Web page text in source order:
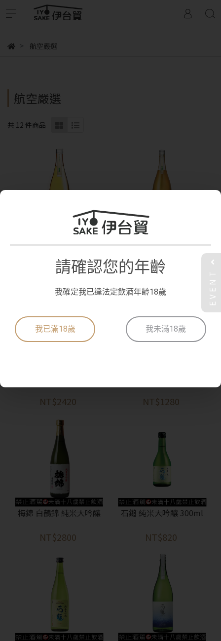
請確認您的年齡
我確定我已達法定飲酒年齡18歲
我已滿18歲 我未滿18歲
抱歉!您必須年滿18歲才能瀏覽IYTT網站
航空嚴選
航空嚴選
共 12 件商品
初雪盃 七折小梅 梅酒 720
NT$1280
初雪盃 七折小梅 梅酒 180
NT$2420
NT$2420 NT$1280
梅錦 白鶴錦 純米大吟釀
NT$2800
石鎚 純米大吟釀 300ml
NT$820
EVENT